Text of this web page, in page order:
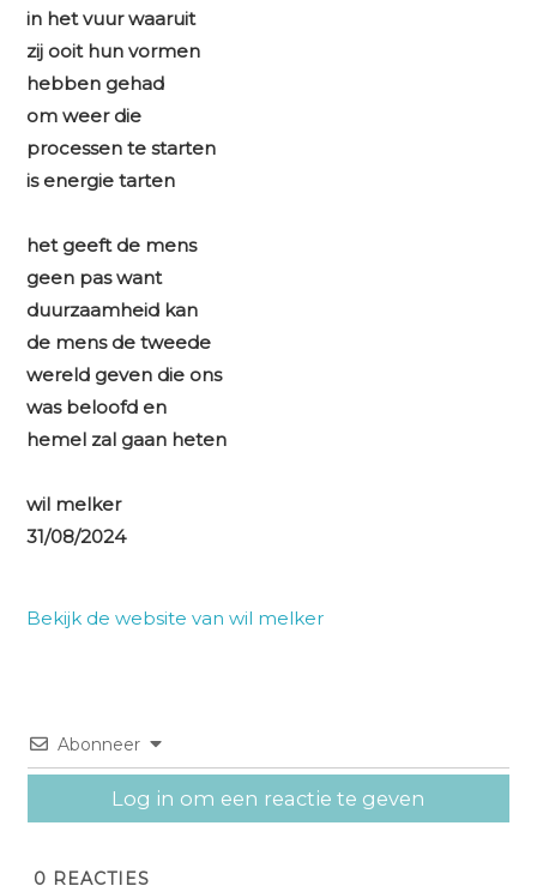
in het vuur waaruit
zij ooit hun vormen
hebben gehad
om weer die
processen te starten
is energie tarten
het geeft de mens
geen pas want
duurzaamheid kan
de mens de tweede
wereld geven die ons
was beloofd en
hemel zal gaan heten
wil melker
31/08/2024
Bekijk de website van wil melker
Abonneer
Log in om een reactie te geven
0 REACTIES